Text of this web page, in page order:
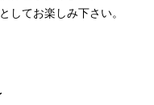
してお楽しみ下さい。